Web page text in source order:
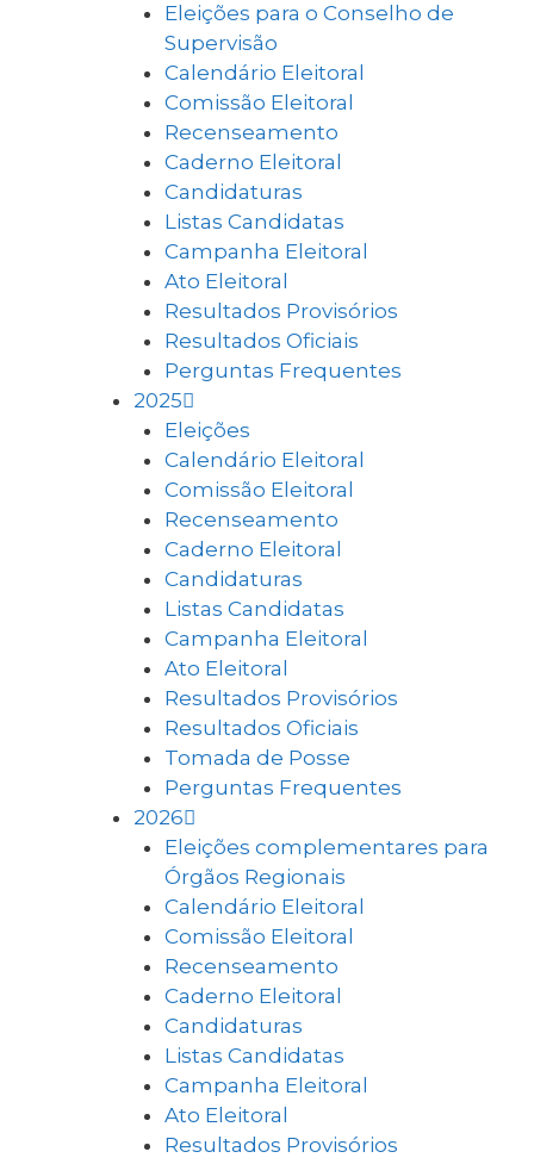
Eleições para o Conselho de
Supervisão
Calendário Eleitoral
Comissão Eleitoral
Recenseamento
Caderno Eleitoral
Candidaturas
Listas Candidatas
Campanha Eleitoral
Ato Eleitoral
Resultados Provisórios
Resultados Oficiais
Perguntas Frequentes
2025
Eleições
Calendário Eleitoral
Comissão Eleitoral
Recenseamento
Caderno Eleitoral
Candidaturas
Listas Candidatas
Campanha Eleitoral
Ato Eleitoral
Resultados Provisórios
Resultados Oficiais
Tomada de Posse
Perguntas Frequentes
2026
Eleições complementares para
Órgãos Regionais
Calendário Eleitoral
Comissão Eleitoral
Recenseamento
Caderno Eleitoral
Candidaturas
Listas Candidatas
Campanha Eleitoral
Ato Eleitoral
Resultados Provisórios